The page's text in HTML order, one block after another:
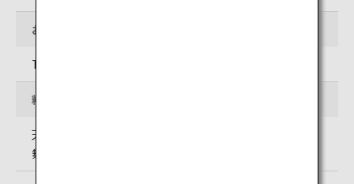
お問い合わせ先
TEL: 0955-72-5697
料金
天守閣観覧料 一般500円、小中学生250円
舞鶴公園エレベーター利用料 一般100円、小中学生50円